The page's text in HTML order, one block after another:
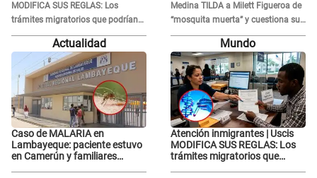
MODIFICA SUS REGLAS: Los
trámites migratorios que podrían
necesitar tu prueba de ADN
Medina TILDA a Milett Figueroa de
“mosquita muerta” y cuestiona su
RECONCILIACIÓN con Marcelo
Tinelli en TV argentina
Actualidad
Caso de MALARIA en
Lambayeque: paciente estuvo
en Camerún y familiares
Mundo
Atención inmigrantes | Uscis
MODIFICA SUS REGLAS: Los
trámites migratorios que